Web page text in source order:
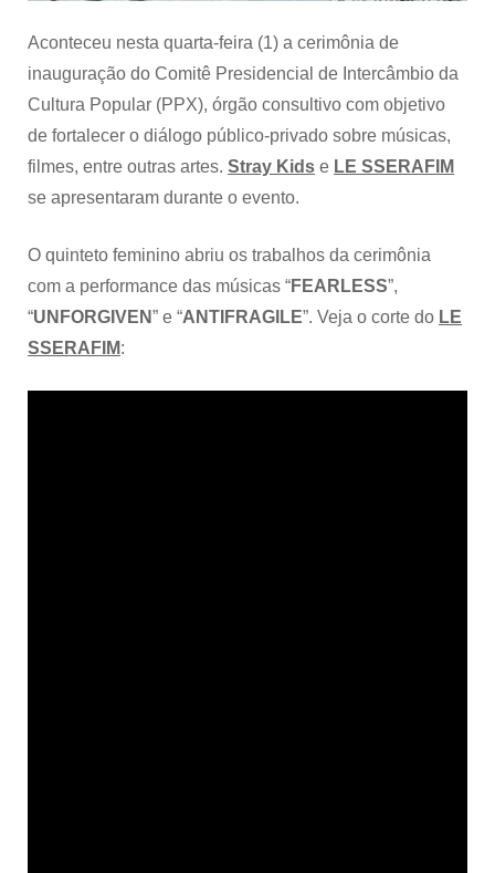
Popular
Aconteceu nesta quarta-feira (1) a cerimônia de
inauguração do Comitê Presidencial de Intercâmbio da
Cultura Popular (PPX), órgão consultivo com objetivo
de fortalecer o diálogo público-privado sobre músicas,
filmes, entre outras artes. Stray Kids e LE SSERAFIM
se apresentaram durante o evento.
O quinteto feminino abriu os trabalhos da cerimônia
com a performance das músicas “FEARLESS”,
“UNFORGIVEN” e “ANTIFRAGILE”. Veja o corte do LE
SSERAFIM: